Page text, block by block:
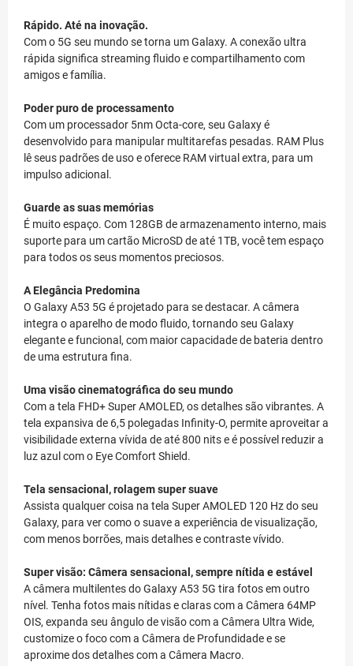
Rápido. Até na inovação.
Com o 5G seu mundo se torna um Galaxy. A conexão ultra
rápida significa streaming fluido e compartilhamento com
amigos e família.
Poder puro de processamento
Com um processador 5nm Octa-core, seu Galaxy é
desenvolvido para manipular multitarefas pesadas. RAM Plus
lê seus padrões de uso e oferece RAM virtual extra, para um
impulso adicional.
Guarde as suas memórias
É muito espaço. Com 128GB de armazenamento interno, mais
suporte para um cartão MicroSD de até 1TB, você tem espaço
para todos os seus momentos preciosos.
A Elegância Predomina
O Galaxy A53 5G é projetado para se destacar. A câmera
integra o aparelho de modo fluido, tornando seu Galaxy
elegante e funcional, com maior capacidade de bateria dentro
de uma estrutura fina.
Uma visão cinematográfica do seu mundo
Com a tela FHD+ Super AMOLED, os detalhes são vibrantes. A
tela expansiva de 6,5 polegadas Infinity-O, permite aproveitar a
visibilidade externa vívida de até 800 nits e é possível reduzir a
luz azul com o Eye Comfort Shield.
Tela sensacional, rolagem super suave
Assista qualquer coisa na tela Super AMOLED 120 Hz do seu
Galaxy, para ver como o suave a experiência de visualização,
com menos borrões, mais detalhes e contraste vívido.
Super visão: Câmera sensacional, sempre nítida e estável
A câmera multilentes do Galaxy A53 5G tira fotos em outro
nível. Tenha fotos mais nítidas e claras com a Câmera 64MP
OIS, expanda seu ângulo de visão com a Câmera Ultra Wide,
customize o foco com a Câmera de Profundidade e se
aproxime dos detalhes com a Câmera Macro.